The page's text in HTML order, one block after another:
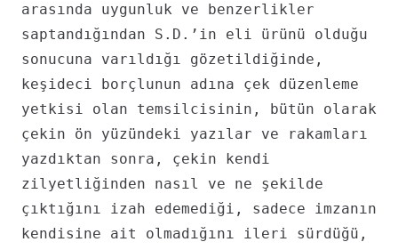
arasında uygunluk ve benzerlikler
saptandığından S.D.’in eli ürünü olduğu
sonucuna varıldığı gözetildiğinde,
keşideci borçlunun adına çek düzenleme
yetkisi olan temsilcisinin, bütün olarak
çekin ön yüzündeki yazılar ve rakamları
yazdıktan sonra, çekin kendi
zilyetliğinden nasıl ve ne şekilde
çıktığını izah edemediği, sadece imzanın
kendisine ait olmadığını ileri sürdüğü,